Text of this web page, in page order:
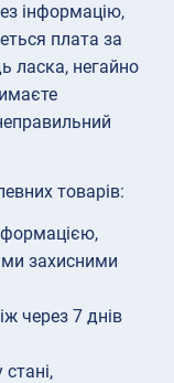
інформацію,
плата за
ласка, негайно
товарів:
захисними
через 7 днів